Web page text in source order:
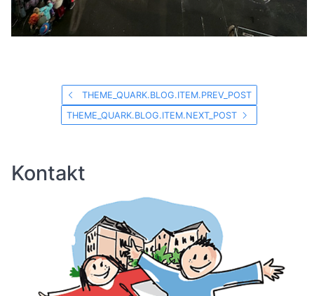
THEME_QUARK.BLOG.ITEM.PREV_POST
THEME_QUARK.BLOG.ITEM.NEXT_POST
Kontakt